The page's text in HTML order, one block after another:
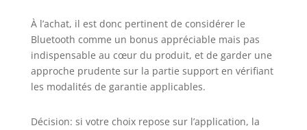
À l’achat, il est donc pertinent de considérer le
Bluetooth comme un bonus appréciable mais pas
indispensable au cœur du produit, et de garder une
approche prudente sur la partie support en vérifiant
les modalités de garantie applicables.
Décision: si votre choix repose sur l’application, la